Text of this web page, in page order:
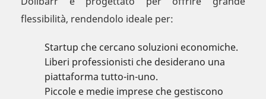
flessibilità, rendendolo ideale per:
Startup che cercano soluzioni economiche.
Liberi professionisti che desiderano una
piattaforma tutto-in-uno.
Piccole e medie imprese che gestiscono